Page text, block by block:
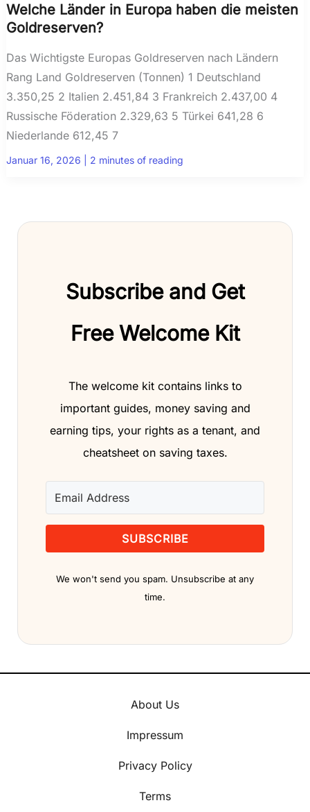
Welche Länder in Europa haben die meisten
Goldreserven?
Das Wichtigste Europas Goldreserven nach Ländern
Rang Land Goldreserven (Tonnen) 1 Deutschland
3.350,25 2 Italien 2.451,84 3 Frankreich 2.437,00 4
Russische Föderation 2.329,63 5 Türkei 641,28 6
Niederlande 612,45 7
Januar 16, 2026 2 minutes of reading
Subscribe and Get
Free Welcome Kit
The welcome kit contains links to
important guides, money saving and
earning tips, your rights as a tenant, and
cheatsheet on saving taxes.
SUBSCRIBE
We won't send you spam. Unsubscribe at any
time.
About Us
Impressum
Privacy Policy
Terms